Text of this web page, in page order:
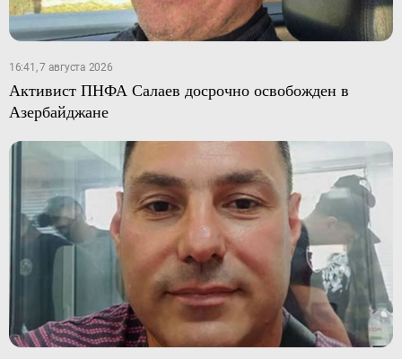
16:41, 7 августа 2026
Активист ПНФА Салаев досрочно освобожден в
Азербайджане